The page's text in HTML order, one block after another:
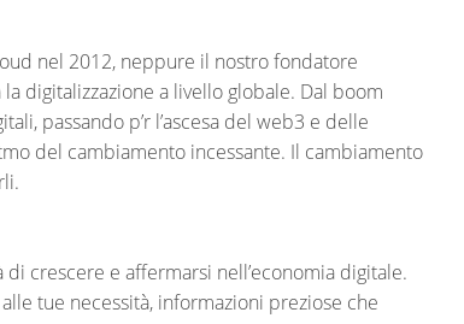
nel 2012, neppure il nostro fondatore
digitalizzazione a livello globale. Dal boom
passando p’r l’ascesa del web3 e delle
del cambiamento incessante. Il cambiamento
crescere e affermarsi nell’economia digitale.
tue necessità, informazioni preziose che